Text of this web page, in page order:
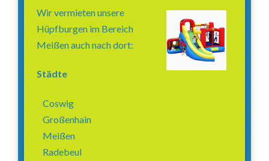
Wir vermieten unsere
Hüpfburgen im Bereich
Meißen auch nach dort:
Städte
Coswig
Großenhain
Meißen
Radebeul